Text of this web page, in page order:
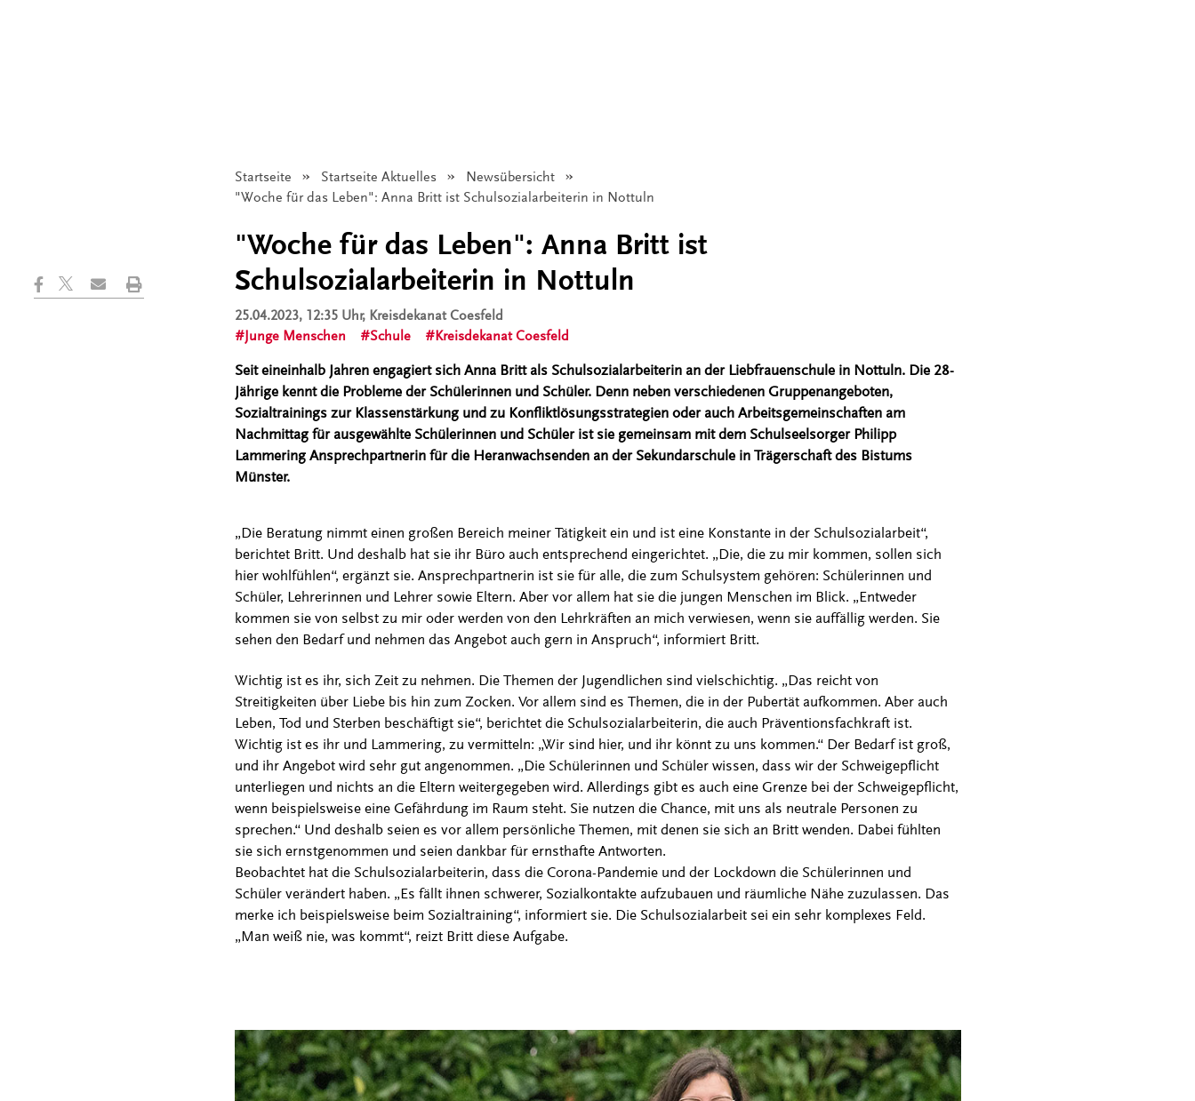
Startseite Startseite Aktuelles
Newsübersicht
Angezeigt:
"Woche für das Leben": Anna Britt ist Schulsozialarbeiterin in Nottuln
"Woche für das Leben": Anna Britt ist
Schulsozialarbeiterin in Nottuln
25.04.2023, 12:35 Uhr, Kreisdekanat Coesfeld
Junge Menschen
Schule Kreisdekanat Coesfeld
Seit eineinhalb Jahren engagiert sich Anna Britt als Schulsozialarbeiterin an der Liebfrauenschule in Nottuln. Die 28-
Jährige kennt die Probleme der Schülerinnen und Schüler. Denn neben verschiedenen Gruppenangeboten,
Sozialtrainings zur Klassenstärkung und zu Konfliktlösungsstrategien oder auch Arbeitsgemeinschaften am
Nachmittag für ausgewählte Schülerinnen und Schüler ist sie gemeinsam mit dem Schulseelsorger Philipp
Lammering Ansprechpartnerin für die Heranwachsenden an der Sekundarschule in Trägerschaft des Bistums
Münster.
„Die Beratung nimmt einen großen Bereich meiner Tätigkeit ein und ist eine Konstante in der Schulsozialarbeit“,
berichtet Britt. Und deshalb hat sie ihr Büro auch entsprechend eingerichtet. „Die, die zu mir kommen, sollen sich
hier wohlfühlen“, ergänzt sie. Ansprechpartnerin ist sie für alle, die zum Schulsystem gehören: Schülerinnen und
Schüler, Lehrerinnen und Lehrer sowie Eltern. Aber vor allem hat sie die jungen Menschen im Blick. „Entweder
kommen sie von selbst zu mir oder werden von den Lehrkräften an mich verwiesen, wenn sie auffällig werden. Sie
sehen den Bedarf und nehmen das Angebot auch gern in Anspruch“, informiert Britt.
Wichtig ist es ihr, sich Zeit zu nehmen. Die Themen der Jugendlichen sind vielschichtig. „Das reicht von
Streitigkeiten über Liebe bis hin zum Zocken. Vor allem sind es Themen, die in der Pubertät aufkommen. Aber auch
Leben, Tod und Sterben beschäftigt sie“, berichtet die Schulsozialarbeiterin, die auch Präventionsfachkraft ist.
Wichtig ist es ihr und Lammering, zu vermitteln: „Wir sind hier, und ihr könnt zu uns kommen.“ Der Bedarf ist groß,
und ihr Angebot wird sehr gut angenommen. „Die Schülerinnen und Schüler wissen, dass wir der Schweigepflicht
unterliegen und nichts an die Eltern weitergegeben wird. Allerdings gibt es auch eine Grenze bei der Schweigepflicht,
wenn beispielsweise eine Gefährdung im Raum steht. Sie nutzen die Chance, mit uns als neutrale Personen zu
sprechen.“ Und deshalb seien es vor allem persönliche Themen, mit denen sie sich an Britt wenden. Dabei fühlten
sie sich ernstgenommen und seien dankbar für ernsthafte Antworten.
Beobachtet hat die Schulsozialarbeiterin, dass die Corona-Pandemie und der Lockdown die Schülerinnen und
Schüler verändert haben. „Es fällt ihnen schwerer, Sozialkontakte aufzubauen und räumliche Nähe zuzulassen. Das
merke ich beispielsweise beim Sozialtraining“, informiert sie. Die Schulsozialarbeit sei ein sehr komplexes Feld.
„Man weiß nie, was kommt“, reizt Britt diese Aufgabe.